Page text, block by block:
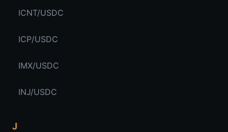
ICNT/USDC
ICP/USDC
IMX/USDC
INJ/USDC
J